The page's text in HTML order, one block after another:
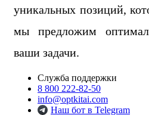
уникальных позиций,
мы предложим
ваши задачи.
Служба поддержки
8 800 222-82-50
info@optkitai.com
Наш бот в Telegram